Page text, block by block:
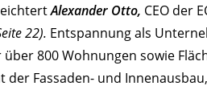
Alexander Otto, CEO der
22). Entspannung als
800 Wohnungen sowie
Fassaden- und